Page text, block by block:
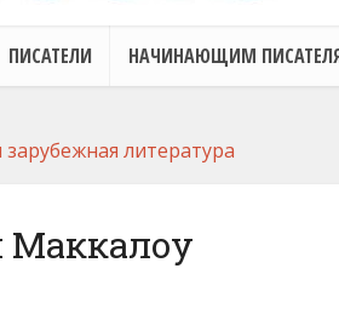
ПИСАТЕЛИ НАЧИНАЮЩИМ
литература
Маккалоу